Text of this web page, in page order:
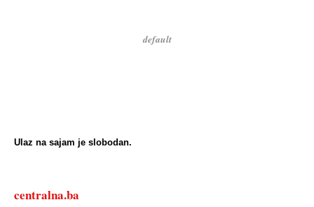
default
Ulaz na sajam je slobodan.
centralna.ba